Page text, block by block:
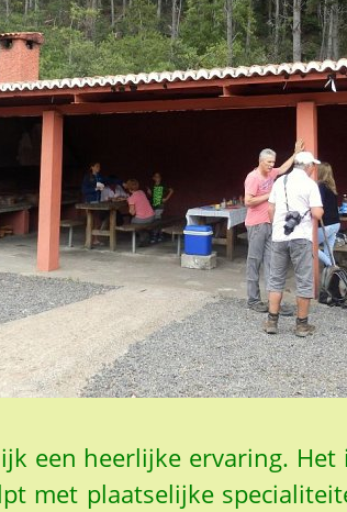
een heerlijke ervaring.
met plaatselijke